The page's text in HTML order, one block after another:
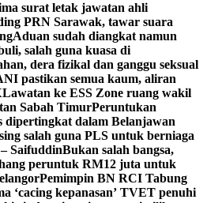
surat letak jawatan ahli
PRN Sarawak, tawar suara
Aduan sudah diangkat namun
salah guna kuasa di
dera fizikal dan ganggu seksual
pastikan semua kaum, aliran
Lawatan ke ESS Zone ruang wakil
Sabah TimurPeruntukan
dipertingkat dalam Belanjawan
salah guna PLS untuk berniaga
SaifuddinBukan salah bangsa,
peruntuk RM12 juta untuk
Pemimpin BN RCI Tabung
‘cacing kepanasan’ TVET penuhi